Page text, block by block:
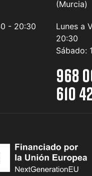
- 20:30
(Murcia)
Lunes a
20:30
Sábado:
968
610